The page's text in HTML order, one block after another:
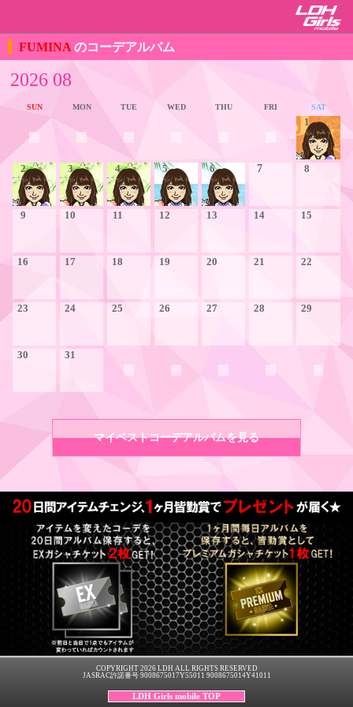
FUMINA のコーデアルバム
2026 08
SUN MON TUE WED THU FRI SAT
1
2 3 4 5 6 7 8
9 10 11 12 13 14 15
16 17 18 19 20 21 22
23 24 25 26 27 28 29
30 31
マイベストコーデアルバムを見る
COPYRIGHT 2026 LDH ALL RIGHTS RESERVED
JASRAC許諾番号 9008675017Y55011 9008675014Y41011
LDH Girls mobile TOP